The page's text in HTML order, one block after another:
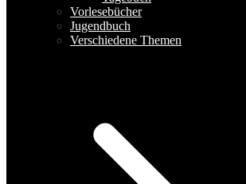
Vorlesebücher
Jugendbuch
Verschiedene Themen